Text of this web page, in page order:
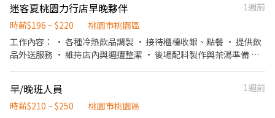
---------------------------- ⭕️歡迎對餐飲服務有高度的熱忱，態度
積極認真的在校生加入，配合各大專院校學期、學年實習業務，可
津貼！計時人員每小時薪資額外再加10元。 ✅每月工時達成獎勵，
總工時達100小時以上發放500元或達150小時以上者發放1,000元。
✅一天中能排班最少4小時、每周最少須提供16-20小時排班。兩周
排班一次，可彈性調整。 ✅假日能排班的兼職人員
福利 薪資：230/hr 休假制度：週休二日 ⭐️免費供餐 ⭐️午休一小時，
每兩小時安排休息10-15分鐘 ⭐️上班需著潔淨衣/潔淨鞋 👉 有意應徵
者，請主動投遞履歷或洽詢 🔽🔽🔽如何應徵?🔽🔽🔽 👉快速連結：
【https://lin.ee/L61OXnF】 或者 賴ID：@nhy5896h 👉截圖職缺
迷客夏桃園力行店早晚夥伴
1週前
時薪$196 ~ $220
桃園市桃園區
工作內容： • 各種冷熱飲品調製 • 接待櫃檯收銀、點餐 • 提供飲
品外送服務 • 維持店內與週遭整潔 • 後場配料製作與茶湯準備 排
職訓練 娛樂與福利： • 員工定期聚餐 • 飲品享折扣 開朗的你，快
加入我們！
早/晚班人員
1週前
時薪$210 ~ $250
桃園市桃園區